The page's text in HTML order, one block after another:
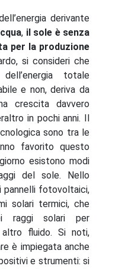
derivante
, il sole è senza
per la produzione
si consideri che
totale
e non, deriva da
crescita davvero
in pochi anni. Il
sono tra le
favorito questo
esistono modi
del sole. Nello
pannelli fotovoltaici,
solari termici, che
raggi solari per
altro fluido. Si noti,
è impiegata anche
e strumenti: si